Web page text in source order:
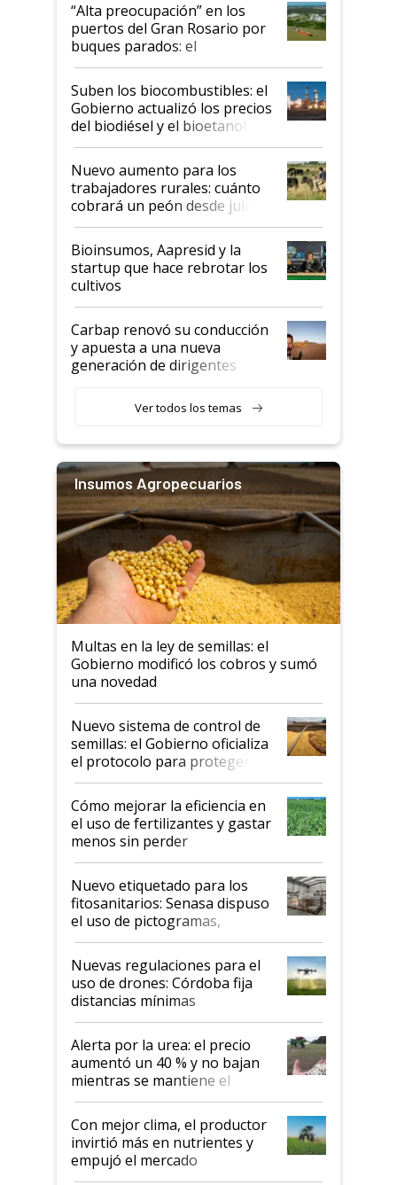
“Alta preocupación” en los
puertos del Gran Rosario por
buques parados: el
funcionamiento de las
exportadoras en tensión tras
la medida de fuerza de los
prácticos
Suben los biocombustibles: el
Gobierno actualizó los precios
del biodiésel y el bioetanol
Nuevo aumento para los
trabajadores rurales: cuánto
cobrará un peón desde julio
Bioinsumos, Aapresid y la
startup que hace rebrotar los
cultivos
Carbap renovó su conducción
y apuesta a una nueva
generación de dirigentes
Ver todos los temas
Insumos Agropecuarios
Multas en la ley de semillas: el
Gobierno modificó los cobros y sumó
una novedad
Nuevo sistema de control de
semillas: el Gobierno oficializa
el protocolo para proteger la
propiedad intelectual
Cómo mejorar la eficiencia en
el uso de fertilizantes y gastar
menos sin perder
productividad en la campaña
fina
Nuevo etiquetado para los
fitosanitarios: Senasa dispuso
el uso de pictogramas,
palabras de advertencia e
indicaciones
Nuevas regulaciones para el
uso de drones: Córdoba fija
distancias mínimas
Alerta por la urea: el precio
aumentó un 40 % y no bajan
mientras se mantiene el
conflicto en Medio Oriente
Con mejor clima, el productor
invirtió más en nutrientes y
empujó el mercado